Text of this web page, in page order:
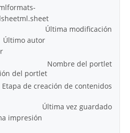
Última modificación
Último autor
Nombre del portlet
del portlet
Etapa de creación de contenidos
Última vez guardado
impresión